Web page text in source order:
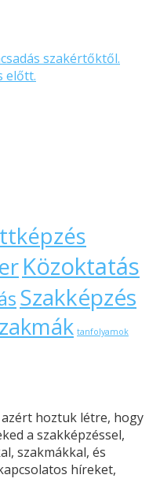
Közoktatás
Szakképzés
tanfolyamok
azért hoztuk létre, hogy
a szakképzéssel,
szakmákkal, és
híreket,